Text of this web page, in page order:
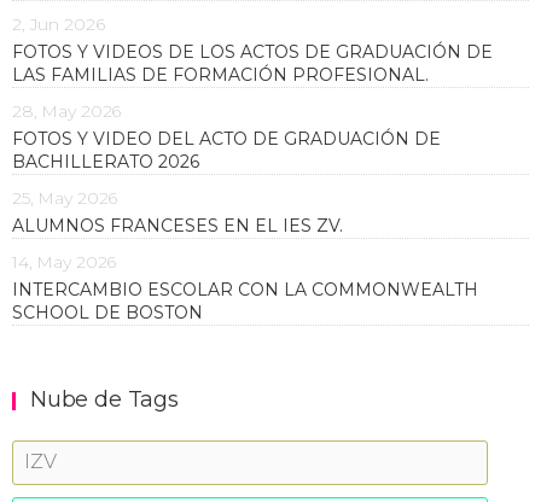
2, Jun 2026
FOTOS Y VIDEOS DE LOS ACTOS DE GRADUACIÓN DE
LAS FAMILIAS DE FORMACIÓN PROFESIONAL.
28, May 2026
FOTOS Y VIDEO DEL ACTO DE GRADUACIÓN DE
BACHILLERATO 2026
25, May 2026
ALUMNOS FRANCESES EN EL IES ZV.
14, May 2026
INTERCAMBIO ESCOLAR CON LA COMMONWEALTH
SCHOOL DE BOSTON
Nube de Tags
IZV